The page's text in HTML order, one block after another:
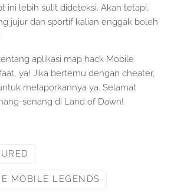
ini lebih sulit dideteksi. Akan tetapi,
jujur dan sportif kalian enggak boleh
aplikasi map hack Mobile
ya! Jika bertemu dengan cheater,
melaporkannya ya. Selamat
senang di Land of Dawn!
MOBILE LEGENDS